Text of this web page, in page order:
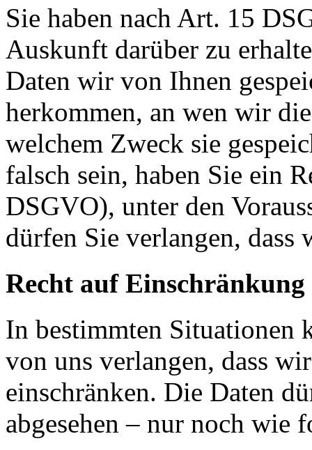
Sie haben nach Art. 15
Auskunft darüber zu
Daten wir von Ihnen
herkommen, an wen wir
welchem Zweck sie
falsch sein, haben Sie ein
DSGVO), unter den
dürfen Sie verlangen, dass
Recht auf
In bestimmten Situationen
von uns verlangen, dass
einschränken. Die Daten
abgesehen – nur noch wie